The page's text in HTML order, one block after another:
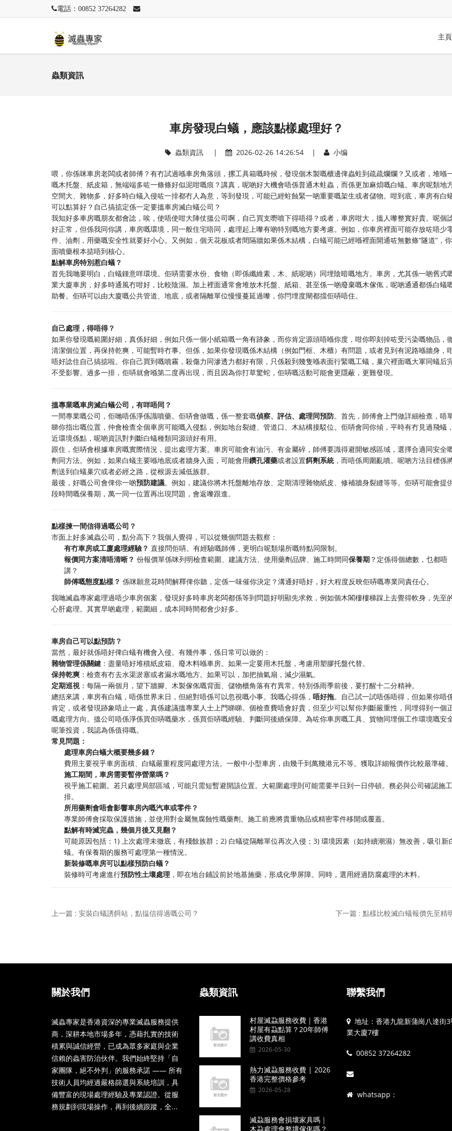
電話：00852 37264282
主頁
蟲類資訊
車房發現白蟻，應該點樣處理好？
蟲類資訊 | 2026-02-26 14:26:54 | 小编
喂，你係咪車房老闆或者師傅？有冇試過喺車房角落頭，摞工具箱嘅時候，發現個木製嘅櫃邊俾蟲蛀到疏疏爛爛？又或者，堆喺
嘅木托盤、紙皮箱，無端端多咗一條條好似泥咁嘅痕？講真，呢啲好大機會唔係普通木蛀蟲，而係更加麻煩嘅白蟻。車房呢類地
空間大、雜物多，好多時白蟻入侵咗一排都冇人為意，等到發現，可能已經蛀蝕緊一啲重要嘅架生或者儲物。咁到底，車房有白
可以點算好？自己搞掂定係一定要搵車房滅白蟻公司？
我知好多車房嘅朋友都會諗，唉，使唔使咁大陣仗搵公司啊，自己買支嘢噴下得唔得？或者，車房咁大，搵人嚟整實好貴。呢個
好正常，但係我同你講，車房嘅環境，同一般住宅唔同，處理起上嚟有啲特別嘅地方要考慮。例如，你車房裡面可能存放咗唔少
件、油劑，用藥嘅安全性就要好小心。又例如，個天花板或者間隔牆如果係木結構，白蟻可能已經喺裡面開通咗無數條“隧道”，
面噴藥根本掂唔到核心。
點解車房特別惹白蟻？
首先我哋要明白，白蟻鍾意咩環境。佢哢需要水份、食物（即係纖維素，木、紙呢啲）同埋陰暗嘅地方。車房，尤其係一啲舊式
業大廈車房，好多時通風冇咁好，比較陰濕。加上裡面通常會堆放木托盤、紙箱、甚至係一啲廢棄嘅木傢俬，呢啲通通都係白蟻
助餐。佢哢可以由大廈嘅公共管道、地底，或者隔離單位慢慢蔓延過嚟，你閂埋度閘都擋佢哢唔住。
自己處理，得唔得？
如果你發現嘅範圍好細，真係好細，例如只係一個小紙箱嘅一角有跡象，而你肯定源頭唔喺你度，咁你即刻掉咗受污染嘅物品，
清潔個位置，再保持乾爽，可能暫時冇事。但係，如果你發現嘅係木結構（例如門框、木櫃）有問題，或者見到有泥路喺牆身，
唔好諗住自己搞掂啦。你自己買到嘅噴霧，殺傷力同滲透力都好有限，只係殺到幾隻喺表面行緊嘅工蟻，巢穴裡面嘅大軍同蟻后
不受影響。過多一排，佢哢就會喺第二度再出現，而且因為你打草驚蛇，佢哢嘅活動可能會更隱蔽，更難發現。
搵專業嘅車房滅白蟻公司，有咩唔同？
一間專業嘅公司，佢哋唔係淨係識噴藥。佢哢會做嘅，係一整套嘅偵察、評估、處理同預防。首先，師傅會上門做詳細檢查，唔
睇你指出嘅位置，仲會檢查全個車房可能嘅入侵點，例如地台裂縫、管道口、木結構接駁位。佢哢會同你傾，平時有冇見過飛蟻
近環境係點，呢啲資訊對判斷白蟻種類同源頭好有用。
跟住，佢哢會根據車房嘅實際情況，提出處理方案。車房可能會有油污、有金屬碎，師傅要識得避開敏感區域，選擇合適同安全
劑同方法。例如，如果白蟻主要喺地底或者牆身入面，可能會用鑽孔灌藥或者設置餌劑系統，而唔係周圍亂噴。呢啲方法目標係
劑送到白蟻巢穴或者必經之路，從根源去減低族群。
最後，好嘅公司會俾你一啲預防建議。例如，建議你將木托盤離地存放、定期清理雜物紙皮、修補牆身裂縫等等。佢哢可能會提
段時間嘅保養期，萬一同一位置再出現問題，會返嚟跟進。
點樣揀一間信得過嘅公司？
市面上好多滅蟲公司，點分高下？我個人覺得，可以從幾個問題去觀察：
有冇車房或工廈處理經驗？ ​ 直接問佢哢。有經驗嘅師傅，更明白呢類場所嘅特點同限制。
報價同方案清唔清晰？ ​ 份報價單係咪列明檢查範圍、建議方法、使用藥劑品牌、施工時間同保養期 ？定係得個總數，乜都唔
講？
師傅嘅態度點樣？ ​ 係咪願意花時間解釋俾你聽，定係一味催你決定？溝通好唔好，好大程度反映佢哢嘅專業同責任心。
我哋滅蟲專家處理過唔少車房個案，發現好多時車房老闆都係等到問題好明顯先求救，例如個木閣樓樓梯踩上去覺得軟身，先至
心肝處理。其實早啲處理，範圍細，成本同時間都會少好多。
車房自己可以點預防？
當然，最好就係唔好俾白蟻有機會入侵。有幾件事，係日常可以做的：
雜物管理係關鍵 ：盡量唔好堆積紙皮箱、廢木料喺車房。如果一定要用木托盤，考慮用塑膠托盤代替。
保持乾爽 ：檢查有冇去水渠淤塞或者漏水嘅地方。如果可以，加把抽氣扇，減少濕氣。
定期巡視 ：每隔一兩個月，望下牆腳、木製傢俬嘅背面、儲物櫃角落有冇異常。特別係雨季前後，要打醒十二分精神。
總括來講，車房有白蟻，唔係世界末日，但絕對唔係可以忽視嘅小事。我嘅心得係， 唔好拖。自己試一試唔係唔得，但如果你唔
肯定，或者發現跡象唔止一處，真係建議搵專業人士上門睇睇。個檢查費唔會好貴，但至少可以幫你判斷嚴重性，同埋得到一個
嘅處理方向。搵公司唔係淨係買佢哢嘅藥水，係買佢哢嘅經驗、判斷同後續保障。為咗你車房嘅工具、貨物同埋個工作環境嘅安
呢筆投資，我認為係值得嘅。
常見問題：
處理車房白蟻大概要幾多錢？
費用主要視乎車房面積、白蟻嚴重程度同處理方法。一般中小型車房，由幾千到萬幾港元不等。獲取詳細報價作比較最準確。
施工期間，車房需要暫停營業嗎？
視乎施工範圍。若只處理局部區域，可能只需短暫避開該位置。大範圍處理則可能需要半日到一日停頓。務必與公司確認施
排。
所用藥劑會唔會影響車房內嘅汽車或零件？
專業師傅會採取保護措施，並使用對金屬無腐蝕性嘅藥劑。施工前應將貴重物品或精密零件移開或覆蓋。
點解有時滅完蟲，幾個月後又見翻？
可能原因包括：1) 上次處理未徹底，有殘餘族群；2) 白蟻從隔離單位再次入侵；3) 環境因素（如持續潮濕）無改善，吸引新
蟻。有保養期的服務可處理第一種情況。
新裝修嘅車房可以點樣預防白蟻？
裝修時可考慮進行預防性土壤處理 ，即在地台鋪設前於地基施藥，形成化學屏障。同時，選用經過防腐處理的木料。
上一篇 : 安裝白蟻誘餌站，點揾信得過嘅公司？ 下一篇 : 點樣比較滅白蟻報價先至精
關於我們
滅蟲專家是香港資深的專業滅蟲服務提供
商，深耕本地市場多年，憑藉扎實的技術
積累與誠信經營，已成為眾多家庭與企業
信賴的蟲害防治伙伴。我們始終堅持「自
家團隊，絕不外判」的服務承諾 —— 所有
技術人員均經過嚴格篩選與系統培訓，具
備豐富的現場處理經驗及專業認證。從服
務規劃到現場操作，再到後續跟蹤，全...
蟲類資訊
村屋滅蝨服務收費｜香港
村屋有蝨點算？20年師傅
講收費真相
2026-05-30
熱力滅蝨服務收費 | 2026
香港完整價格參考
2026-05-28
滅蝨服務會損壞家具嗎｜
木蝨處理會整壞傢俬嗎？
聯繫我們
地址：香港九龍新蒲崗八達街
業大廈7樓
00852 37264282
whatsapp：